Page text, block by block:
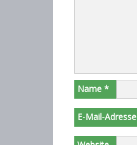
Name *
E-Mail-Adresse